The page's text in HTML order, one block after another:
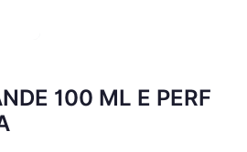
100 ML E PERF